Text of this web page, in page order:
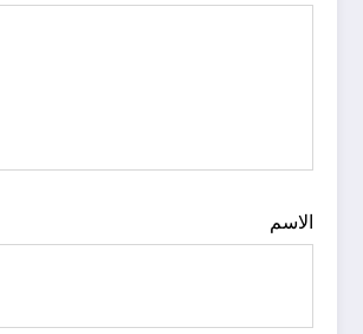
الاسم